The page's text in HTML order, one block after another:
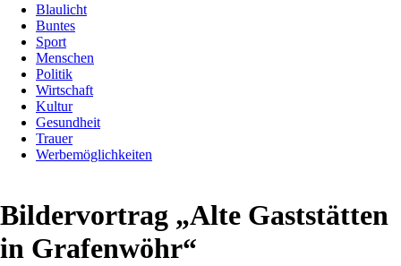
Blaulicht
Buntes
Sport
Menschen
Politik
Wirtschaft
Kultur
Gesundheit
Trauer
Werbemöglichkeiten
Bildervortrag „Alte Gaststätten
in Grafenwöhr“